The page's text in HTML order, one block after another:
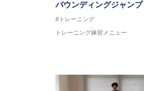
バウンディングジャンプ
#トレーニング
トレーニング練習メニュー